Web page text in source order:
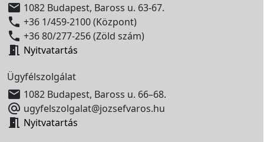
 1082 Budapest, Baross u. 63-67.
 +36 1/459-2100 (Központ)
 +36 80/277-256 (Zöld szám)
 Nyitvatartás
Ügyfélszolgálat
 1082 Budapest, Baross u. 66–68.
 ugyfelszolgalat@jozsefvaros.hu
 Nyitvatartás